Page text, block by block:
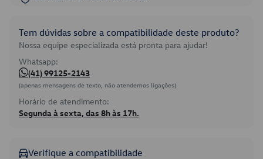
Tem dúvidas sobre a compatibilidade deste produto?
Nossa equipe especializada está pronta para ajudar!
Whatsapp:
(41) 99125-2143
(apenas mensagens de texto, não atendemos ligações)
Horário de atendimento:
Segunda à sexta, das 8h às 17h.
Verifique a compatibilidade